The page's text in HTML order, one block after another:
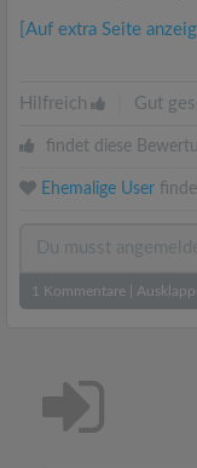
[Auf extra Seite
Hilfreich Gut
findet diese
Ehemalige User
1 Kommentare